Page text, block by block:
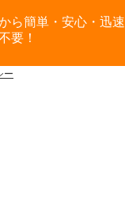
ら簡単・安心・迅速
要！
ー